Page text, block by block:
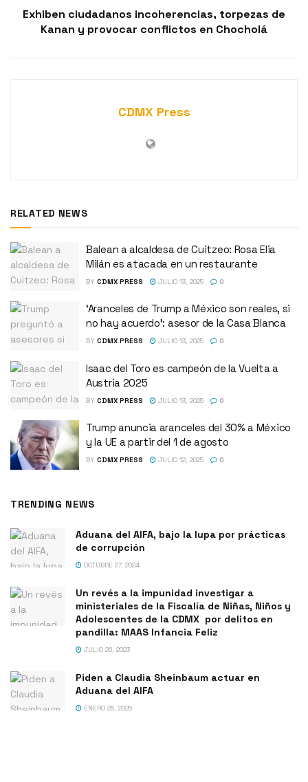
Exhiben ciudadanos incoherencias, torpezas de
Kanan y provocar conflictos en Chocholá
CDMX Press
RELATED NEWS
Balean a alcaldesa de Cuitzeo: Rosa Elia
Milán es atacada en un restaurante
BY CDMX PRESS JULIO 13, 2025 0
‘Aranceles de Trump a México son reales, si
no hay acuerdo’: asesor de la Casa Blanca
BY CDMX PRESS JULIO 13, 2025 0
Isaac del Toro es campeón de la Vuelta a
Austria 2025
BY CDMX PRESS JULIO 13, 2025 0
Trump anuncia aranceles del 30% a México
y la UE a partir del 1 de agosto
BY CDMX PRESS JULIO 12, 2025 0
TRENDING NEWS
Aduana del AIFA, bajo la lupa por prácticas
de corrupción
OCTUBRE 27, 2024
Un revés a la impunidad investigar a
ministeriales de la Fiscalía de Niñas, Niños y
Adolescentes de la CDMX por delitos en
pandilla: MAAS Infancia Feliz
JULIO 26, 2023
Piden a Claudia Sheinbaum actuar en
Aduana del AIFA
ENERO 25, 2025